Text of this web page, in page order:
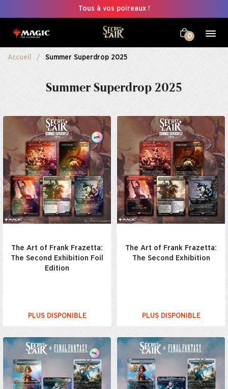
Tous à vos poireaux !
0
Accueil Summer Superdrop 2025
Summer Superdrop 2025
The Art of Frank Frazetta:
The Second Exhibition Foil
Edition
PLUS DISPONIBLE
The Art of Frank Frazetta:
The Second Exhibition
PLUS DISPONIBLE